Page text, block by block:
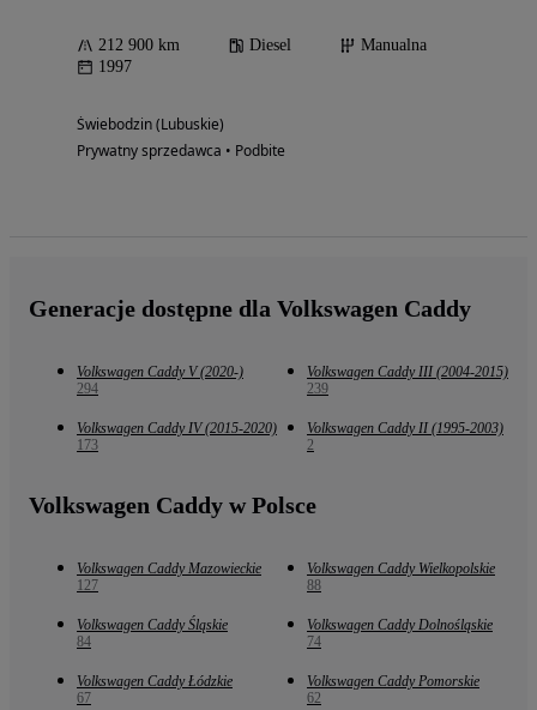
212 900 km Diesel
Manualna
1997
Świebodzin (Lubuskie)
Prywatny sprzedawca • Podbite
Generacje dostępne dla Volkswagen Caddy
Volkswagen Caddy V (2020-)
294
Volkswagen Caddy III (2004-2015)
239
Volkswagen Caddy IV (2015-2020)
173
Volkswagen Caddy II (1995-2003)
2
Volkswagen Caddy w Polsce
Volkswagen Caddy Mazowieckie
127
Volkswagen Caddy Wielkopolskie
88
Volkswagen Caddy Śląskie
84
Volkswagen Caddy Dolnośląskie
74
Volkswagen Caddy Łódzkie
67
Volkswagen Caddy Pomorskie
62